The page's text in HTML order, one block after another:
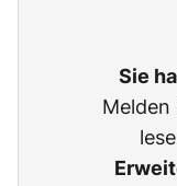
Sie
Melden